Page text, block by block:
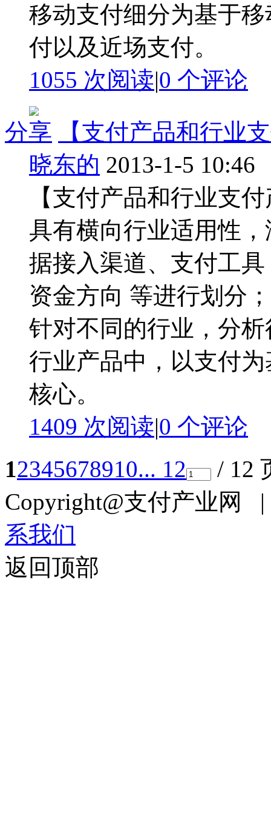
移动支付细分为基于
付以及近场支付。
1055 次阅读|0 个评论
分享
【支付产品和行业
晓东的 2013-1-5 10:46
【支付产品和行业支
具有横向行业适用性
据接入渠道、支付工
资金方向 等进行划分
针对不同的行业，分
行业产品中，以支付
核心。
1409 次阅读|0 个评论
12345678910... 12
/ 12
Copyright@支付产业
系我们
返回顶部